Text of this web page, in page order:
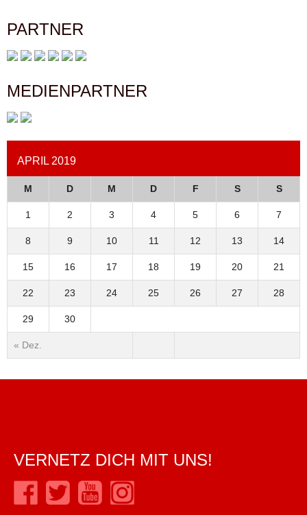
PARTNER
MEDIENPARTNER
APRIL 2019
M D M D F S S
« Dez.
1 2 3 4 5 6 7
8 9 10 11 12 13 14
15 16 17 18 19 20 21
22 23 24 25 26 27 28
29 30
VERNETZ DICH MIT UNS!